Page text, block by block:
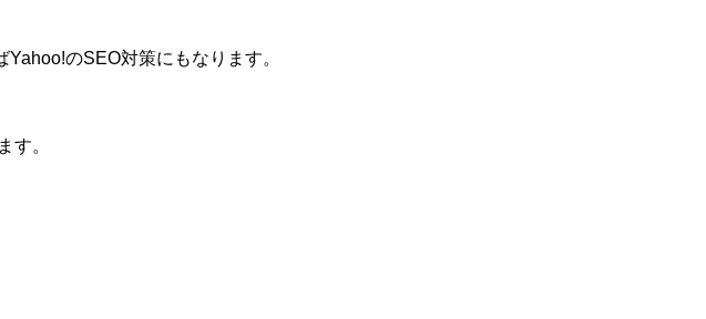
のSEO対策にもなります。
す。